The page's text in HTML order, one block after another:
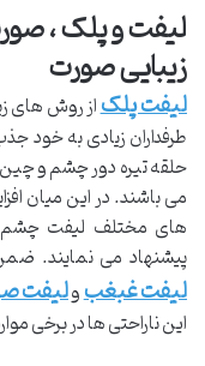
لیفت و پلک ،
زیبایی صورت
لیفت پلکاز روش‌ های
طرفداران زیادی به خود
حلقه تیره دور چشم و
می باشند. در این میان
‌های مختلف لیفت چشم و
پیشنهاد می نمایند.
لیفت غبغبولیفت
این ناراحتی ‌ها در برخی